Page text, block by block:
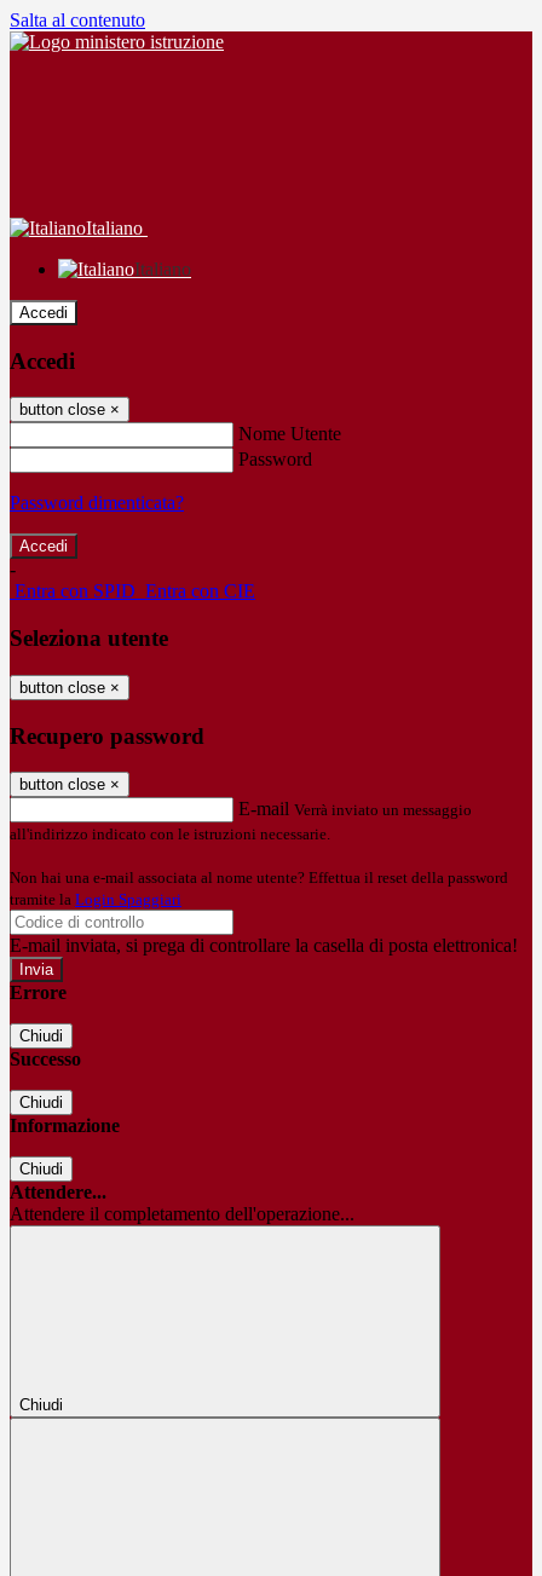
Salta al contenuto
Italiano
Italiano
Accedi
Accedi
button close ×
Nome Utente
Password
Password dimenticata?
-
Entra con SPID Entra con CIE
Seleziona utente
button close ×
Recupero password
button close ×
E-mail Verrà inviato un messaggio
all'indirizzo indicato con le istruzioni necessarie.
Non hai una e-mail associata al nome utente? Effettua il reset della password
tramite la Login Spaggiari
E-mail inviata, si prega di controllare la casella di posta elettronica!
Errore
Chiudi
Successo
Chiudi
Informazione
Chiudi
Attendere...
Attendere il completamento dell'operazione...
Chiudi